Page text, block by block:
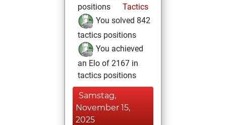
positions
Tactics
You solved 842
tactics positions
You achieved
an Elo of 2167 in
tactics positions
Samstag,
November 15,
2025